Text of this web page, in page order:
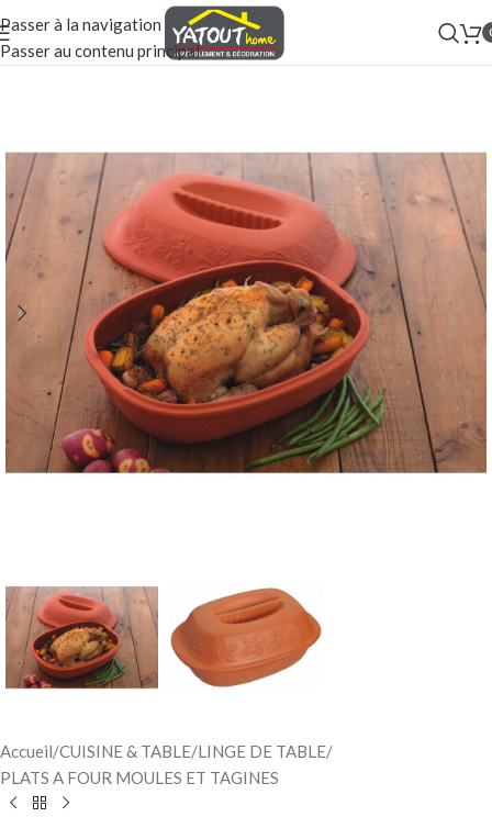
Passer à la navigation
Passer au contenu principal
Accueil/CUISINE & TABLE/LINGE DE TABLE/
PLATS A FOUR MOULES ET TAGINES